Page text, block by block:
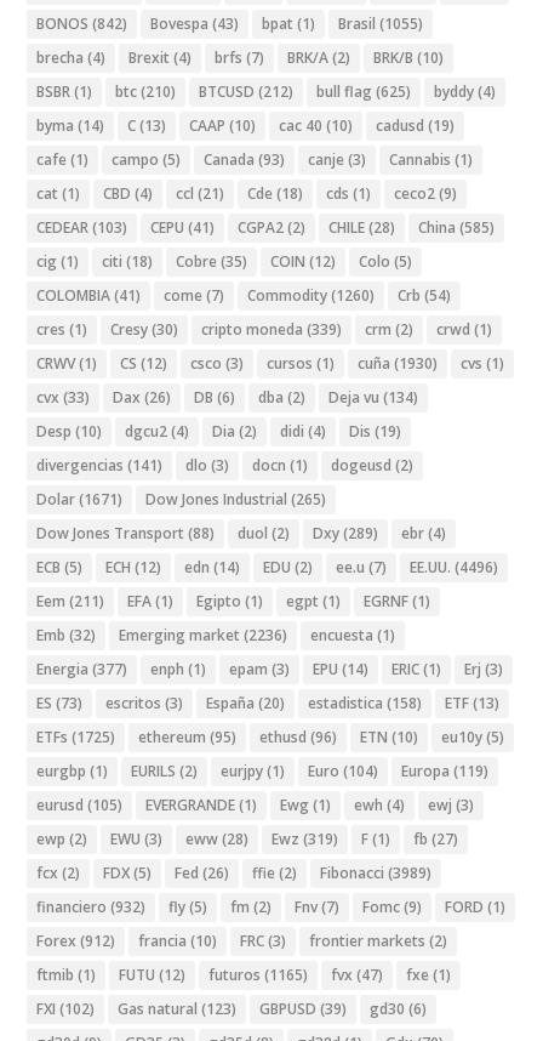
BONOS (842) Bovespa (43) bpat (1) Brasil (1055)
brecha (4) Brexit (4) brfs (7) BRK/A(2) BRK/B (10)
BSBR(1) btc(210) BTCUSD (212) bull flag (625) byddy(4)
byma (14) C(13) CAAP (10) cac 40 (10) cadusd (19)
cafe (1) campo (5) Canada (93) canje (3) Cannabis (1)
cat (1) CBD (4) ccl (21) Cde (18) cds (1) ceco2(9)
CEDEAR(103) CEPU (41) CGPA2(2) CHILE(28) China (585)
cig (1) citi (18) Cobre (35) COIN (12) Colo (5)
COLOMBIA(41) come (7) Commodity(1260) Crb (54)
cres (1) Cresy(30) cripto moneda (339) crm (2) crwd (1)
CRWV(1) CS (12) csco (3) cursos (1) cuña (1930) cvs (1)
cvx (33) Dax (26) DB (6) dba (2) Deja vu (134)
Desp (10) dgcu2(4) Dia (2) didi (4) Dis (19)
divergencias (141) dlo (3) docn (1) dogeusd (2)
Dolar(1671) Dow Jones Industrial (265)
Dow Jones Transport (88) duol (2) Dxy(289) ebr(4)
ECB (5) ECH (12) edn (14) EDU (2) ee.u (7) EE.UU. (4496)
Eem (211) EFA(1) Egipto (1) egpt (1) EGRNF(1)
Emb (32) Emerging market (2236) encuesta (1)
Energia (377) enph (1) epam (3) EPU (14) ERIC(1) Erj (3)
ES (73) escritos (3) España (20) estadistica (158) ETF(13)
ETFs (1725) ethereum (95) ethusd (96) ETN (10) eu10y(5)
eurgbp (1) EURILS (2) eurjpy(1) Euro (104) Europa (119)
eurusd (105) EVERGRANDE(1) Ewg (1) ewh (4) ewj (3)
ewp (2) EWU (3) eww(28) Ewz (319) F(1) fb (27)
fcx (2) FDX(5) Fed (26) ffie (2) Fibonacci (3989)
financiero (932) fly(5) fm (2) Fnv(7) Fomc(9) FORD (1)
Forex (912) francia (10) FRC(3) frontier markets (2)
ftmib (1) FUTU (12) futuros (1165) fvx (47) fxe (1)
FXI (102) Gas natural (123) GBPUSD (39) gd30 (6)